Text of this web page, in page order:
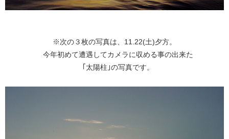
※次の３枚の写真は、11.22(土)夕方。
今年初めて遭遇してカメラに収める事の出来た
｢太陽柱｣の写真です。